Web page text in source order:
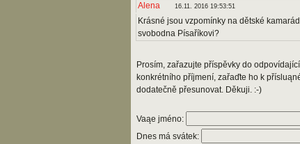
Alena 16.11. 2016 19:53:51
Krásné jsou vzpomínky na dětské
svobodna Písaříkovi?
Prosím, zařazujte příspěvky do
konkrétního příjmení, zařaďte ho k
dodatečně přesunovat. Děkuji. :-)
Vaąe jméno:
Dnes má svátek: